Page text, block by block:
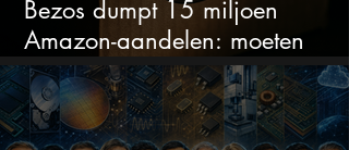
Bezos dumpt 15 miljoen
Amazon-aandelen: moeten
beleggers zich zorgen maken?